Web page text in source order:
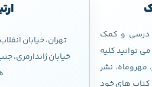
درسی و کمک
توانید کلیه
مهروماه، نشر
کتاب های خود
تهران، خیابان